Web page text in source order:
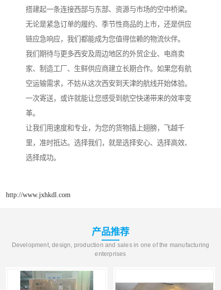
搭建起一条连接西部与东部、资源与市场的空中桥梁。
无论是紧急订单的履约、季节性商品的上市，还是供应
链应急响应，我们都能成为您值得信赖的物流伙伴。
我们期待与更多西安及周边地区的外贸企业、电商卖
家、制造工厂、生鲜供应商建立长期合作。如果您有航
空运输需求，不妨从这次西安到天津的航线开始体验。
一次寄送，或许就能让您感受到航空快递带来的效率变
革。
让我们用速度和专业，为您的货物插上翅膀，飞越千
里，准时抵达。选择我们，就是选择安心、选择高效、
选择成功。
http://www.jxhkdl.com
产品推荐
Development, design, production and sales in one of the manufacturing
enterprises